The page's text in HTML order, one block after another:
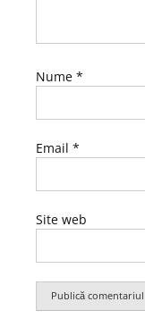
Nume *
Email *
Site web